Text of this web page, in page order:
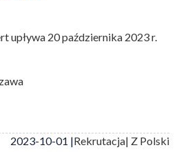
upływa 20 października 2023 r.
2023-10-01 |Rekrutacja| Z Polski